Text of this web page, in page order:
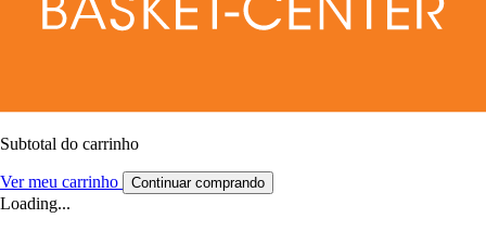
Subtotal do carrinho
Ver meu carrinho Continuar comprando
Loading...